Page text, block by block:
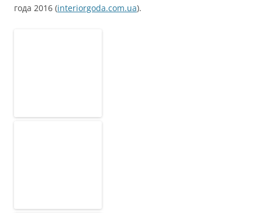
года 2016 (interiorgoda.com.ua).